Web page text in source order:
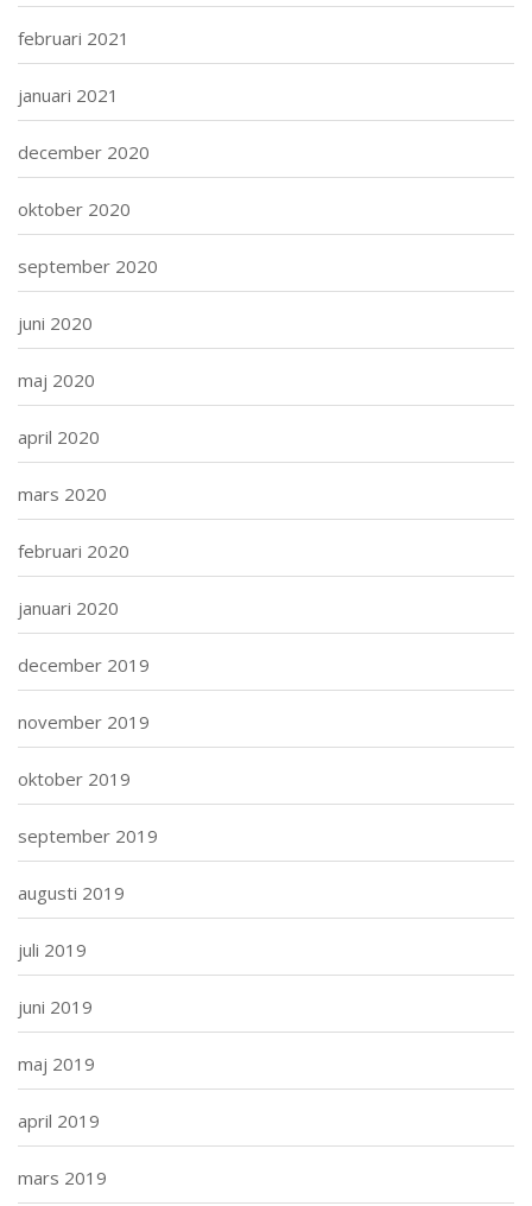
februari 2021
januari 2021
december 2020
oktober 2020
september 2020
juni 2020
maj 2020
april 2020
mars 2020
februari 2020
januari 2020
december 2019
november 2019
oktober 2019
september 2019
augusti 2019
juli 2019
juni 2019
maj 2019
april 2019
mars 2019